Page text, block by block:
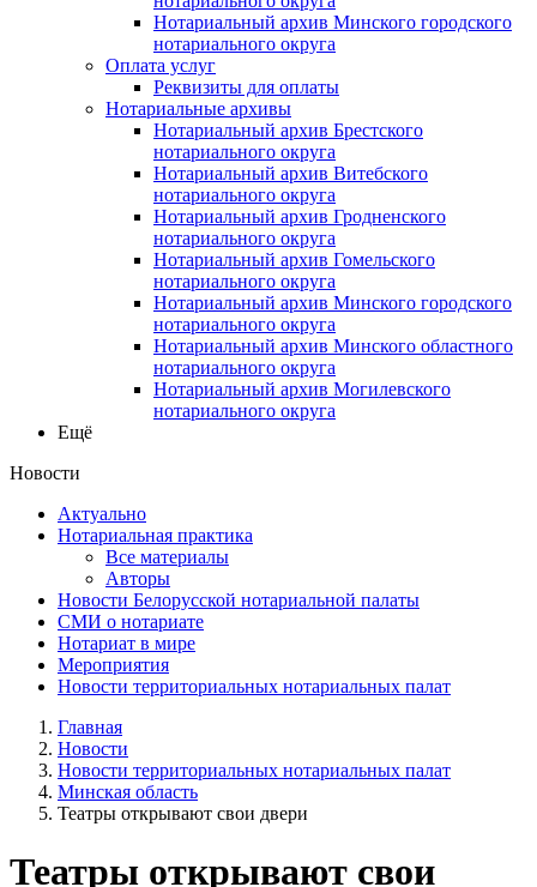
Нотариальный архив Минского городского
нотариального округа
Оплата услуг
Реквизиты для оплаты
Нотариальные архивы
Нотариальный архив Брестского
нотариального округа
Нотариальный архив Витебского
нотариального округа
Нотариальный архив Гродненского
нотариального округа
Нотариальный архив Гомельского
нотариального округа
Нотариальный архив Минского городского
нотариального округа
Нотариальный архив Минского областного
нотариального округа
Нотариальный архив Могилевского
нотариального округа
Ещё
Новости
Актуально
Нотариальная практика
Все материалы
Авторы
Новости Белорусской нотариальной палаты
СМИ о нотариате
Нотариат в мире
Мероприятия
Новости территориальных нотариальных палат
Главная
Новости
Новости территориальных нотариальных палат
Минская область
Театры открывают свои двери
Театры открывают свои